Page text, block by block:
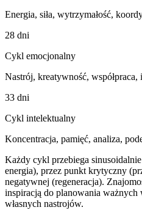
Energia, siła, wytrzymałość,
28 dni
Cykl emocjonalny
Nastrój, kreatywność, współpraca,
33 dni
Cykl intelektualny
Koncentracja, pamięć, analiza,
Każdy cykl przebiega
energia), przez punkt krytyczny
negatywnej (regeneracja).
inspiracją do planowania ważnych
własnych nastrojów.